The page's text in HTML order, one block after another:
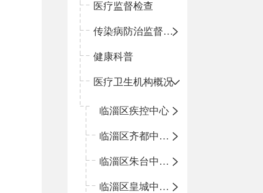
医疗监督检查
传染病防治监督检查
健康科普
医疗卫生机构概况
临淄区疾控中心
临淄区齐都中心卫生院
临淄区朱台中心卫生院
临淄区皇城中心卫生院